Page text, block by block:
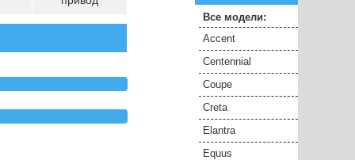
Все модели:
Accent
Centennial
Coupe
Creta
Elantra
Equus